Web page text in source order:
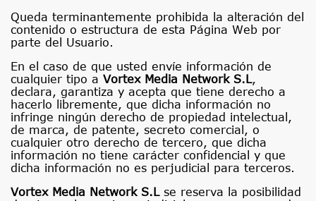
Queda terminantemente prohibida la alteración del
contenido o estructura de esta Página Web por
parte del Usuario.
En el caso de que usted envíe información de
cualquier tipo a Vortex Media Network S.L,
declara, garantiza y acepta que tiene derecho a
hacerlo libremente, que dicha información no
infringe ningún derecho de propiedad intelectual,
de marca, de patente, secreto comercial, o
cualquier otro derecho de tercero, que dicha
información no tiene carácter confidencial y que
dicha información no es perjudicial para terceros.
Vortex Media Network S.Lse reserva la posibilidad